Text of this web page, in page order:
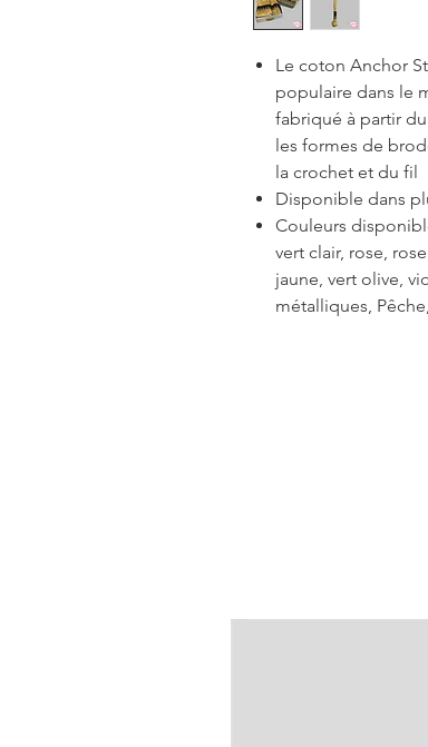
Le coton Anchor
populaire dans le
fabriqué à partir
les formes de
la crochet et du fil
Disponible dans
Couleurs
vert clair, rose,
jaune, vert olive,
métalliques,